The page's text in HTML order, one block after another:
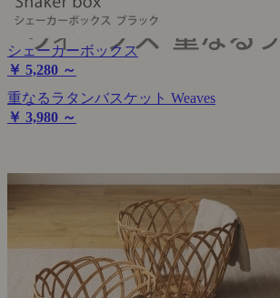
重なるラタンバスケット Weaves
￥ 3,980 ～
シェーカーボックス
￥ 5,280 ～